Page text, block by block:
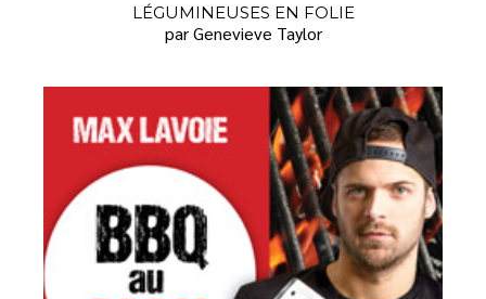
LÉGUMINEUSES EN FOLIE
par Genevieve Taylor